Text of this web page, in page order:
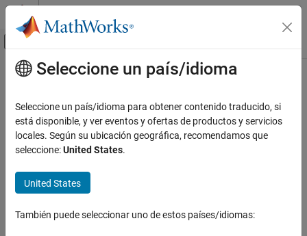
Saltar al contenido
Mostrar/ocultar menú de navegación
Inicio de Documentación
Contenido principal
¿Qué tan útil fue esta traducción?
Seleccione un país/idioma
Seleccione un país/idioma para obtener contenido traducido, si
está disponible, y ver eventos y ofertas de productos y servicios
locales. Según su ubicación geográfica, recomendamos que
seleccione:United States.
United States
También puede seleccionar uno de estos países/idiomas: